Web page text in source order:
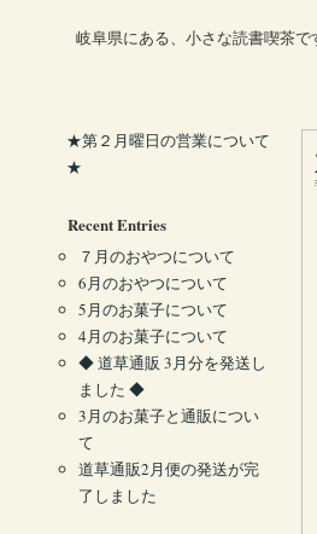
岐阜県にある、小さな読書喫茶で
★第２月曜日の営業について
★
Recent Entries
７月のおやつについて
6月のおやつについて
5月のお菓子について
4月のお菓子について
◆ 道草通販 3月分を発送し
ました ◆
3月のお菓子と通販につい
て
道草通販2月便の発送が完
了しました